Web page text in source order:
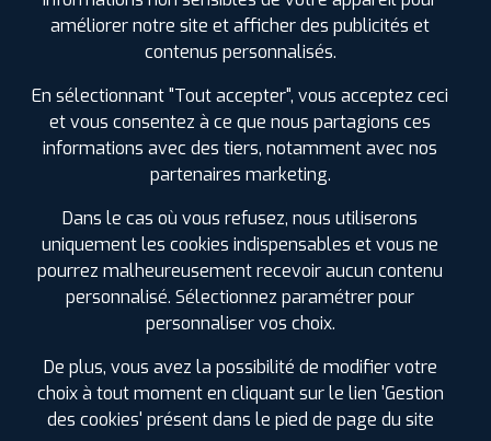
FAIRE INSTALLER CE PNEU
Sous réserve de disponibilité en agence
SPÉCIFICATIONS AVIS CLIENTS ÉTIQUETAGE
Étiquetage
Été
Largeur :195
Hauteur :60
Diamètre : 15
améliorer notre site et afficher des publicités et
contenus personnalisés.
En sélectionnant "Tout accepter", vous acceptez ceci
et vous consentez à ce que nous partagions ces
informations avec des tiers, notamment avec nos
partenaires marketing.
Dans le cas où vous refusez, nous utiliserons
uniquement les cookies indispensables et vous ne
pourrez malheureusement recevoir aucun contenu
personnalisé. Sélectionnez paramétrer pour
personnaliser vos choix.
De plus, vous avez la possibilité de modifier votre
choix à tout moment en cliquant sur le lien 'Gestion
des cookies' présent dans le pied de page du site